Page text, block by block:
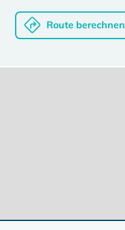
Route berechnen